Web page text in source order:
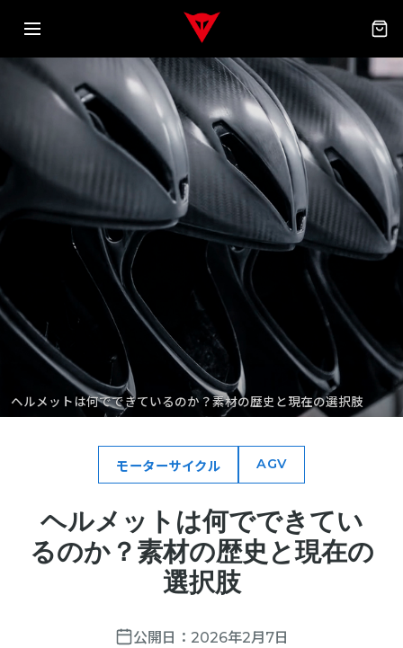
ヘルメットは何でできているのか？素材の歴史と現在の選択肢
モーターサイクル AGV
ヘルメットは何でできてい
るのか？素材の歴史と現在の
選択肢
公開日： 2026年2月7日